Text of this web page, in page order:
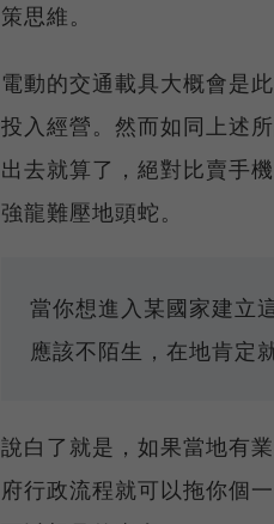
策思維。
電動的交通載具大概會是
投入經營。然而如同上述
出去就算了，絕對比賣手
強龍難壓地頭蛇。
當你想進入某國家建立
應該不陌生，在地肯定
說白了就是，如果當地有
府行政流程就可以拖你個